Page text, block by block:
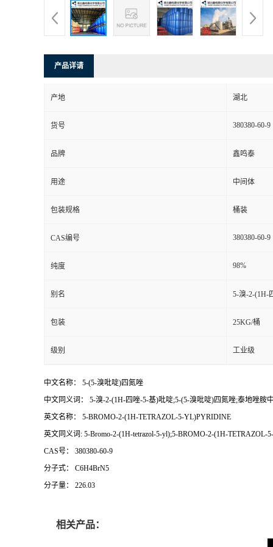
产品详请
产地 湖北
货号 380380-60-9
品牌 鑫鸣泰
用途 中间体
包装规格 桶装
CAS编号 380380-60-9
纯度 98%
别名 5-溴-2-(1H-
包装 25KG/桶
级别 工业级
中文名称： 5-(5-溴吡啶)四氮唑
中文同义词： 5-溴-2-(1H-四唑-5-基)吡啶;5-(5-溴吡啶)四氮唑;泰地唑胺
英文名称： 5-BROMO-2-(1H-TETRAZOL-5-YL)PYRIDINE
英文同义词: 5-Bromo-2-(1H-tetrazol-5-yl);5-BROMO-2-(1H-TETRAZOL-
CAS号： 380380-60-9
分子式： C6H4BrN5
分子量： 226.03
相关产品：